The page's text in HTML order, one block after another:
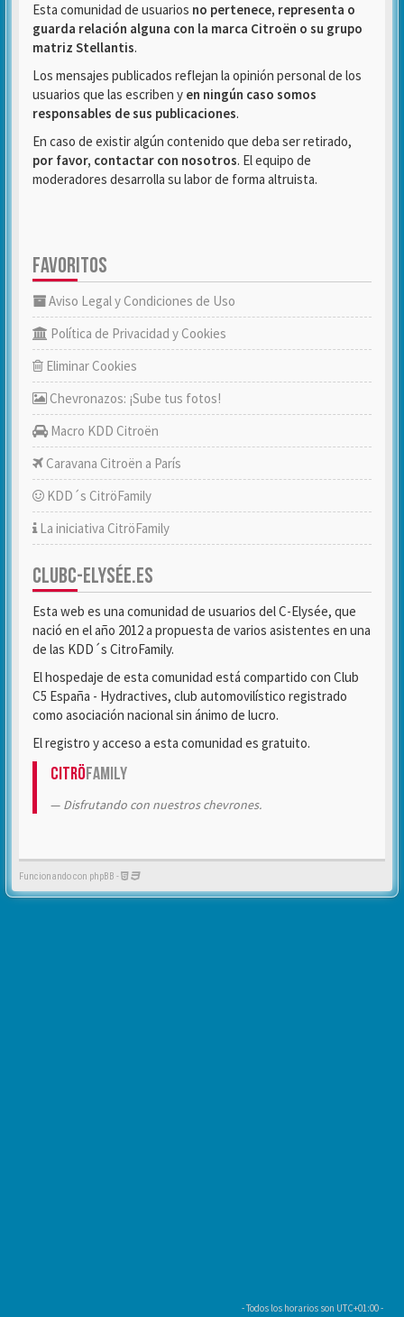
Esta comunidad de usuarios no pertenece, representa o
guarda relación alguna con la marca Citroën o su grupo
matriz Stellantis.
Los mensajes publicados reflejan la opinión personal de los
usuarios que las escriben y en ningún caso somos
responsables de sus publicaciones.
En caso de existir algún contenido que deba ser retirado,
por favor, contactar con nosotros. El equipo de
moderadores desarrolla su labor de forma altruista.
FAVORITOS
Aviso Legal y Condiciones de Uso
Política de Privacidad y Cookies
Eliminar Cookies
Chevronazos: ¡Sube tus fotos!
Macro KDD Citroën
Caravana Citroën a París
KDD´s CitröFamily
La iniciativa CitröFamily
CLUBC-ELYSÉE.ES
Esta web es una comunidad de usuarios del C-Elysée, que
nació en el año 2012 a propuesta de varios asistentes en una
de las KDD´s CitroFamily.
El hospedaje de esta comunidad está compartido con Club
C5 España - Hydractives, club automovilístico registrado
como asociación nacional sin ánimo de lucro.
El registro y acceso a esta comunidad es gratuito.
CitröFamily
Disfrutando con nuestros chevrones.
Funcionando con phpBB -
- Todos los horarios son UTC+01:00-